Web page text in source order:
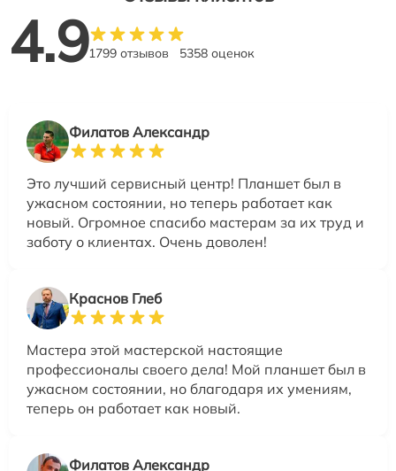
4.91799 отзывов 5358 оценок
Филатов Александр
Это лучший сервисный центр! Планшет был в
ужасном состоянии, но теперь работает как
новый. Огромное спасибо мастерам за их труд и
заботу о клиентах. Очень доволен!
Краснов Глеб
Мастера этой мастерской настоящие
профессионалы своего дела! Мой планшет был в
ужасном состоянии, но благодаря их умениям,
теперь он работает как новый.
Филатов Александр